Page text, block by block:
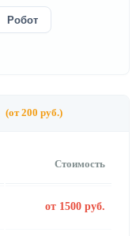
Робот
(от 200 руб.)
Стоимость
от 1500 руб.